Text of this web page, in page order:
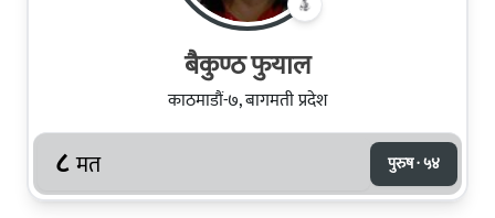
बैकुण्ठ फुयाल
काठमाडौं-७, बागमती प्रदेश
८ मत पुरुष · ५४